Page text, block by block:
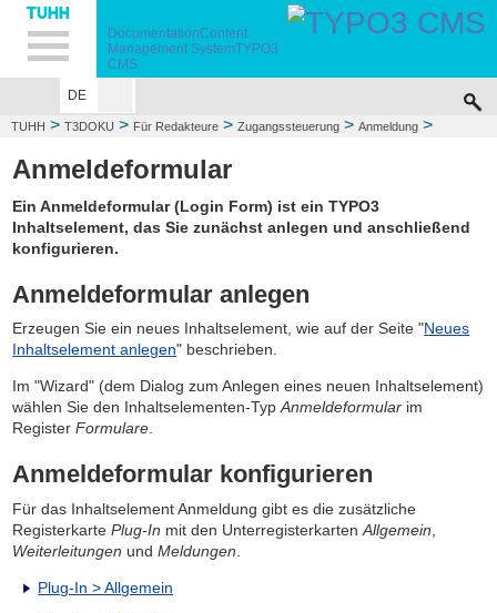
Hauptnavigation
Unternavigation
Inhalt
Suche
DocumentationContent
Management SystemTYPO3
CMS
DE
TUHH > T3DOKU > Für Redakteure > Zugangssteuerung > Anmeldung >
Anmeldeformular
Ein Anmeldeformular (Login Form) ist ein TYPO3
Inhaltselement, das Sie zunächst anlegen und anschließend
konfigurieren.
Anmeldeformular anlegen
Erzeugen Sie ein neues Inhaltselement, wie auf der Seite "Neues
Inhaltselement anlegen" beschrieben.
Im "Wizard" (dem Dialog zum Anlegen eines neuen Inhaltselement)
wählen Sie den Inhaltselementen-TypAnmeldeformular im
RegisterFormulare.
Anmeldeformular konfigurieren
Für das Inhaltselement Anmeldung gibt es die zusätzliche
RegisterkartePlug-In mit den UnterregisterkartenAllgemein
Weiterleitungen undMeldungen
Plug-In > Allgemein